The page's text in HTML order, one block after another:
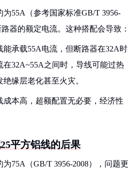
为55A（参考国家标准GB/T 3956-
器的额定电流。这种搭配会导致：
能承载55A电流，但断路器在32A时
在32A~55A之间时，导线可能过热
缘层老化甚至火灾。
成本高，超额配置无必要，经济性
平方铝线的后果
75A（GB/T 3956-2008），问题更